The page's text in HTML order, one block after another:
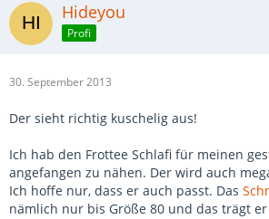
Hideyou
Profi
30. September 2013
Der sieht richtig kuschelig aus!
Ich hab den Frottee Schlafi für meinen
angefangen zu nähen. Der wird auch
Ich hoffe nur, dass er auch passt. Das
nämlich nur bis Größe 80 und das trägt